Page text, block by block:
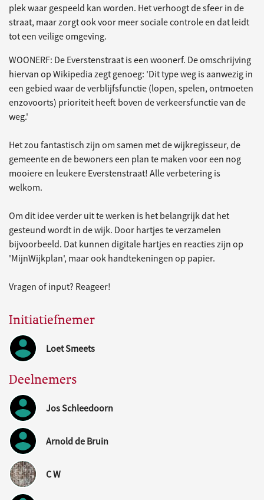
plek waar gespeeld kan worden. Het verhoogt de sfeer in de
straat, maar zorgt ook voor meer sociale controle en dat leidt
tot een veilige omgeving.
WOONERF: De Everstenstraat is een woonerf. De omschrijving
hiervan op Wikipedia zegt genoeg: 'Dit type weg is aanwezig in
een gebied waar de verblijfsfunctie (lopen, spelen, ontmoeten
enzovoorts) prioriteit heeft boven de verkeersfunctie van de
weg.'
Het zou fantastisch zijn om samen met de wijkregisseur, de
gemeente en de bewoners een plan te maken voor een nog
mooiere en leukere Everstenstraat! Alle verbetering is
welkom.
Om dit idee verder uit te werken is het belangrijk dat het
gesteund wordt in de wijk. Door hartjes te verzamelen
bijvoorbeeld. Dat kunnen digitale hartjes en reacties zijn op
'MijnWijkplan', maar ook handtekeningen op papier.
Vragen of input? Reageer!
Initiatiefnemer
Loet Smeets
Deelnemers
Jos Schleedoorn
Arnold de Bruin
C W